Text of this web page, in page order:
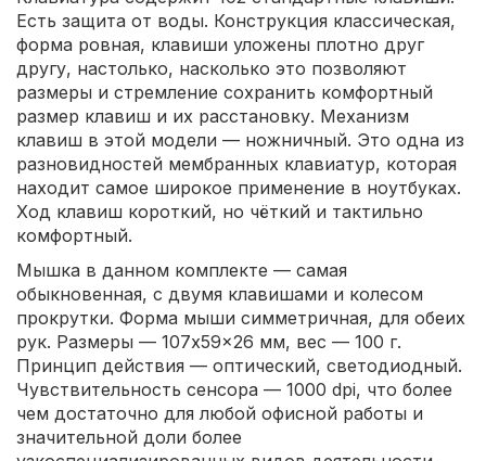
Есть защита от воды. Конструкция классическая,
форма ровная, клавиши уложены плотно друг
другу, настолько, насколько это позволяют
размеры и стремление сохранить комфортный
размер клавиш и их расстановку. Механизм
клавиш в этой модели — ножничный. Это одна из
разновидностей мембранных клавиатур, которая
находит самое широкое применение в ноутбуках.
Ход клавиш короткий, но чёткий и тактильно
комфортный.
Мышка в данном комплекте — самая
обыкновенная, с двумя клавишами и колесом
прокрутки. Форма мыши симметричная, для обеих
рук. Размеры — 107x59x26 мм, вес — 100 г.
Принцип действия — оптический, светодиодный.
Чувствительность сенсора — 1000 dpi, что более
чем достаточно для любой офисной работы и
значительной доли более